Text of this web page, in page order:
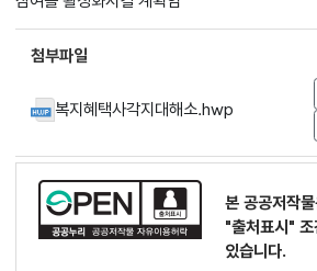
첨부파일
복지혜택사각지대해소.hwp
본 공공저작
"출처표시"
있습니다.